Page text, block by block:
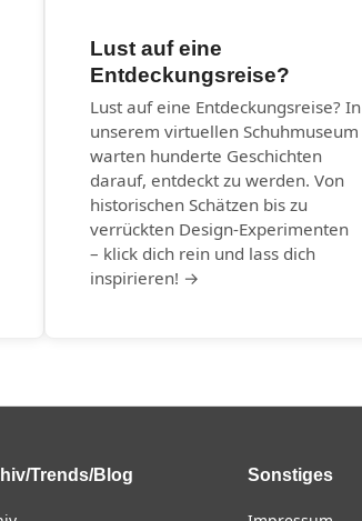
Lust auf eine
Entdeckungsreise?
Lust auf eine Entdeckungsreise? In
unserem virtuellen Schuhmuseum
warten hunderte Geschichten
darauf, entdeckt zu werden. Von
historischen Schätzen bis zu
verrückten Design-Experimenten
– klick dich rein und lass dich
inspirieren! →
Trends/Blog Sonstiges